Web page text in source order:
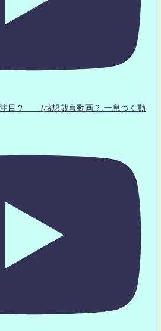
注目？ /感想戯言動画？.一息つく動